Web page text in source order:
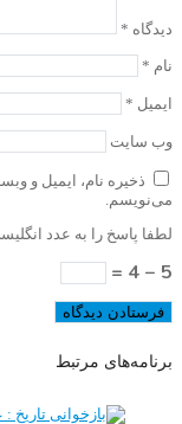
دیدگاه *
نام *
ایمیل *
وب‌ سایت
ذخیره نام، ایمیل و
می‌نویسم.
لطفا پاسخ را به عدد
5 − 4 =
برنامه‌های مرتبط